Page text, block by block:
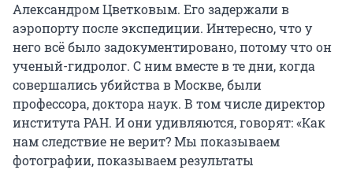
Александром Цветковым. Его задержали в
аэропорту после экспедиции. Интересно, что у
него всё было задокументировано, потому что он
ученый-гидролог. С ним вместе в те дни, когда
совершались убийства в Москве, были
профессора, доктора наук. В том числе директор
института РАН. И они удивляются, говорят: «Как
нам следствие не верит? Мы показываем
фотографии, показываем результаты